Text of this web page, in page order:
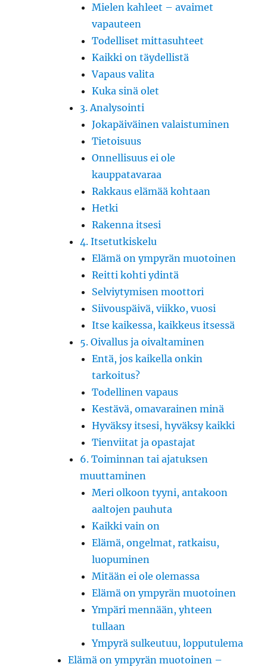
Mielen kahleet – avaimet
vapauteen
Todelliset mittasuhteet
Kaikki on täydellistä
Vapaus valita
Kuka sinä olet
3. Analysointi
Jokapäiväinen valaistuminen
Tietoisuus
Onnellisuus ei ole
kauppatavaraa
Rakkaus elämää kohtaan
Hetki
Rakenna itsesi
4. Itsetutkiskelu
Elämä on ympyrän muotoinen
Reitti kohti ydintä
Selviytymisen moottori
Siivouspäivä, viikko, vuosi
Itse kaikessa, kaikkeus itsessä
5. Oivallus ja oivaltaminen
Entä, jos kaikella onkin
tarkoitus?
Todellinen vapaus
Kestävä, omavarainen minä
Hyväksy itsesi, hyväksy kaikki
Tienviitat ja opastajat
6. Toiminnan tai ajatuksen
muuttaminen
Meri olkoon tyyni, antakoon
aaltojen pauhuta
Kaikki vain on
Elämä, ongelmat, ratkaisu,
luopuminen
Mitään ei ole olemassa
Elämä on ympyrän muotoinen
Ympäri mennään, yhteen
tullaan
Ympyrä sulkeutuu, lopputulema
Elämä on ympyrän muotoinen –